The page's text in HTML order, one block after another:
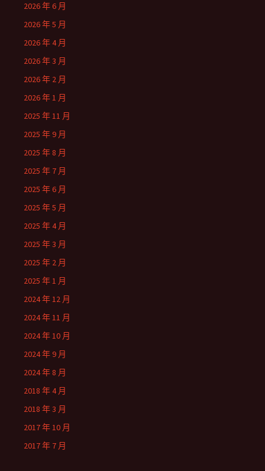
2026 年 6 月
2026 年 5 月
2026 年 4 月
2026 年 3 月
2026 年 2 月
2026 年 1 月
2025 年 11 月
2025 年 9 月
2025 年 8 月
2025 年 7 月
2025 年 6 月
2025 年 5 月
2025 年 4 月
2025 年 3 月
2025 年 2 月
2025 年 1 月
2024 年 12 月
2024 年 11 月
2024 年 10 月
2024 年 9 月
2024 年 8 月
2018 年 4 月
2018 年 3 月
2017 年 10 月
2017 年 7 月